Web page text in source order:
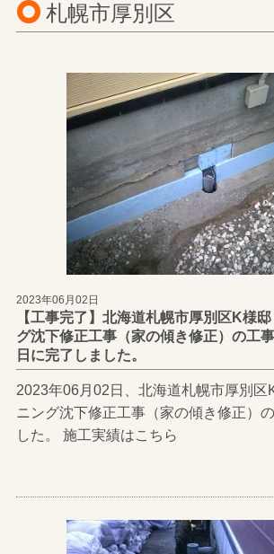
札幌市厚別区
2023年06月02日
【工事完了】北海道札幌市厚別区K様
グ沈下修正工事（家の傾き修正）の工
日に完了しました。
2023年06月02日、北海道札幌市厚別区
ニング沈下修正工事（家の傾き修正）
した。 施工実績はこちら